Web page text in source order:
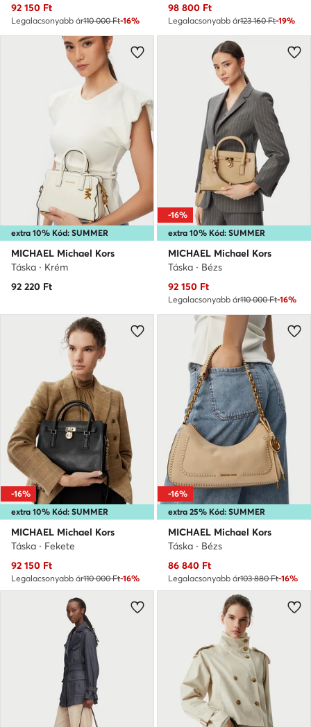
Aktuális ár
92 150 Ft
Legalacsonyabb ár110 000 Ft-16%
Aktuális ár
98 800 Ft
Legalacsonyabb ár123 160 Ft-19%
extra 10% Kód: SUMMER
MICHAEL Michael Kors
Táska · Krém
92 220 Ft
extra 10% Kód: SUMMER
-16%
MICHAEL Michael Kors
Táska · Bézs
Aktuális ár
92 150 Ft
Legalacsonyabb ár110 000 Ft-16%
extra 10% Kód: SUMMER
-16%
MICHAEL Michael Kors
Táska · Fekete
Aktuális ár
92 150 Ft
Legalacsonyabb ár110 000 Ft-16%
extra 25% Kód: SUMMER
-16%
MICHAEL Michael Kors
Táska · Bézs
Aktuális ár
86 840 Ft
Legalacsonyabb ár103 880 Ft-16%